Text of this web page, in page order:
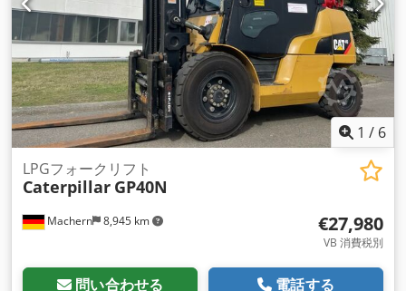
1 / 6
Machern 8,945 km
LPGフォークリフト
Caterpillar GP40N
€27,980
VB 消費税別
問い合わせる 電話する